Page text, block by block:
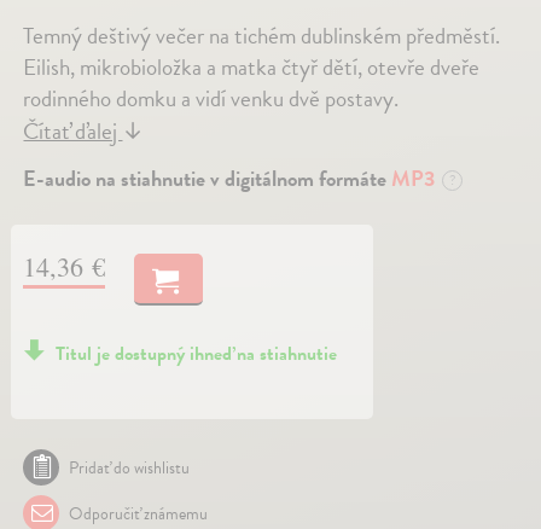
Temný deštivý večer na tichém dublinském předměstí.
Eilish, mikrobioložka a matka čtyř dětí, otevře dveře
rodinného domku a vidí venku dvě postavy.
Čítať ďalej↓
E-audio na stiahnutie v digitálnom formáteMP3 ?
14,36 €
Titul je dostupný ihneď na stiahnutie
Pridať do wishlistu
Odporučiť známemu